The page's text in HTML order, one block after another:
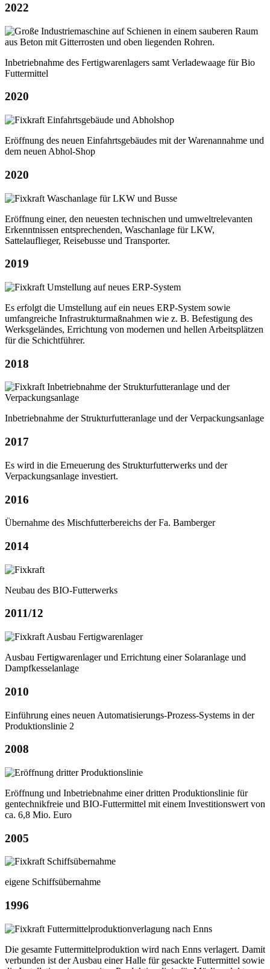
2022
Inbetriebnahme des Fertigwarenlagers samt Verladewaage für Bio
Futtermittel
2020
Eröffnung des neuen Einfahrtsgebäudes mit der Warenannahme und
dem neuen Abhol-Shop
2020
Eröffnung einer, den neuesten technischen und umweltrelevanten
Erkenntnissen entsprechenden, Waschanlage für LKW,
Sattelauflieger, Reisebusse und Transporter.
2019
Es erfolgt die Umstellung auf ein neues ERP-System sowie
umfangreiche Infrastrukturmaßnahmen wie z. B. Befestigung des
Werksgeländes, Errichtung von modernen und hellen Arbeitsplätzen
für die Schichtführer.
2018
Inbetriebnahme der Strukturfutteranlage und der Verpackungsanlage
2017
Es wird in die Erneuerung des Strukturfutterwerks und der
Verpackungsanlage investiert.
2016
Übernahme des Mischfutterbereichs der Fa. Bamberger
2014
Neubau des BIO-Futterwerks
2011/12
Ausbau Fertigwarenlager und Errichtung einer Solaranlage und
Dampfkesselanlage
2010
Einführung eines neuen Automatisierungs-Prozess-Systems in der
Produktionslinie 2
2008
Eröffnung und Inbetriebnahme einer dritten Produktionslinie für
gentechnikfreie und BIO-Futtermittel mit einem Investitionswert von
ca. 6,8 Mio. Euro
2005
eigene Schiffsübernahme
1996
Die gesamte Futtermittelproduktion wird nach Enns verlagert. Damit
verbunden ist der Ausbau einer Halle für gesackte Futtermittel sowie